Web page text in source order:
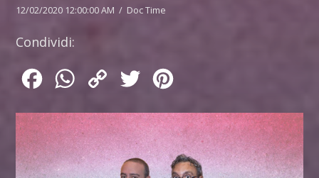
12/02/2020 12:00:00 AM / Doc Time
Condividi:
FacebookWhatsApp
Copy
Twitter